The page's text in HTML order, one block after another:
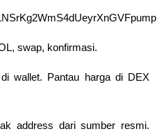
swap, konfirmasi.
wallet. Pantau harga di DEX
address dari sumber resmi.